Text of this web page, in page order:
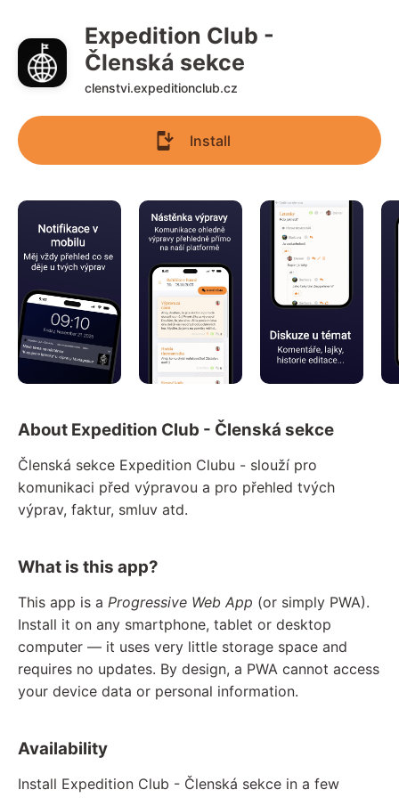
Expedition Club -
Členská sekce
clenstvi.expeditionclub.cz
Install
About Expedition Club - Členská sekce
Členská sekce Expedition Clubu - slouží pro
komunikaci před výpravou a pro přehled tvých
výprav, faktur, smluv atd.
What is this app?
This app is a Progressive Web App (or simply PWA).
Install it on any smartphone, tablet or desktop
computer — it uses very little storage space and
requires no updates. By design, a PWA cannot access
your device data or personal information.
Availability
Install Expedition Club - Členská sekce in a few